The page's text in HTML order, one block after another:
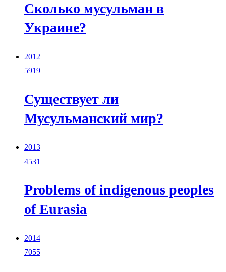
Сколько мусульман в
Украине?
2012
5919
Существует ли
Мусульманский мир?
2013
4531
Problems of indigenous peoples
of Eurasia
2014
7055